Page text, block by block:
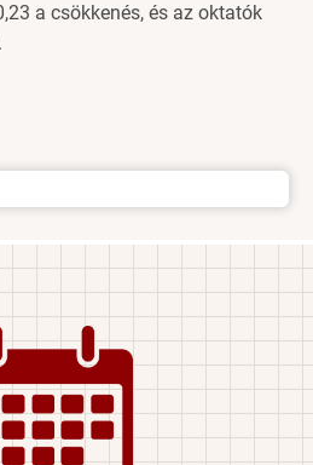
a csökkenés, és az oktatók